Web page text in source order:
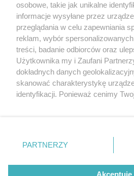
Szpital
Wróć do artykułu:
Katowicki szpital pomaga
niedosłyszącym.
osobom z
Nie zapomnij
zapoznać się z:
polityką prywatności regulamin
Twojemiasto
Piekary Śląskie
Chorzów
Tarnowskie Góry
Gliwice
osobowe, takie jak unikalne
informacje wysyłane przez
przeglądania w celu zapewniania
reklam, wybór
treści, badanie odbiorców oraz
Użytkownika my i Zaufani
dokładnych danych
skanować charakterystykę
identyfikacji. Ponieważ cenimy
prywatności znajdujący się w
. Niektóre rodzaje
zgody użytkownika, ale masz
takiemu przetwarzaniu. Preferencje
PARTNERZY
Akceptuję